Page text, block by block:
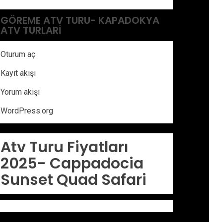
GÖREME ATV TURU- KAPADOKYA
ATV TURLARI
Oturum aç
Kayıt akışı
Yorum akışı
WordPress.org
Atv Turu Fiyatları
2025- Cappadocia
Sunset Quad Safari